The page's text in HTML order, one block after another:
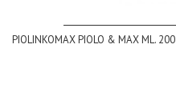
PIOLINKOMAX PIOLO & MAX ML. 200